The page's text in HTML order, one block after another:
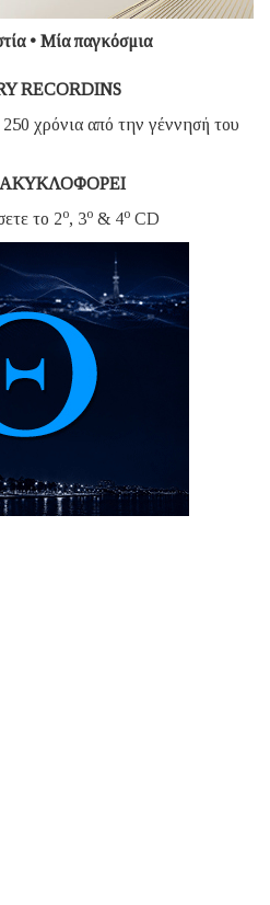
• Μία παγκόσμια
RECORDINS
χρόνια από την γέννησή του
το 2ο, 3ο & 4ο CD